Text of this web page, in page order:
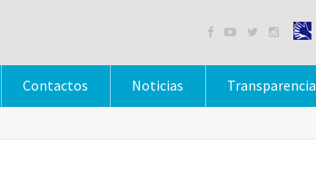
   
Contactos Noticias Transparencia